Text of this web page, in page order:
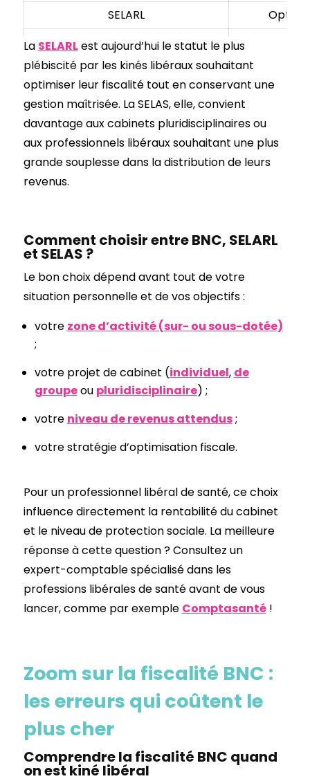
SELARL
SELAS
Souplesse
SEL (en général)
La SELARLest aujourd’hui le statut le plus
plébiscité par les kinés libéraux souhaitant
optimiser leur fiscalité tout en conservant une
gestion maîtrisée. La SELAS, elle, convient
davantage aux cabinets pluridisciplinaires ou
aux professionnels libéraux souhaitant une plus
grande souplesse dans la distribution de leurs
revenus.
Comment choisir entre BNC, SELARL
et SELAS ?
Le bon choix dépend avant tout de votre
situation personnelle et de vos objectifs :
votre zone d’activité (sur- ou sous-dotée)
;
votre projet de cabinet (individuel, de
groupeou pluridisciplinaire) ;
votre niveau de revenus attendus;
votre stratégie d’optimisation fiscale.
Pour un professionnel libéral de santé, ce choix
influence directement la rentabilité du cabinet
et le niveau de protection sociale. La meilleure
réponse à cette question ? Consultez un
expert-comptable spécialisé dans les
professions libérales de santé avant de vous
lancer, comme par exemple Comptasanté!
Zoom sur la fiscalité BNC :
les erreurs qui coûtent le
plus cher
Comprendre la fiscalité BNC quand
on est kiné libéral